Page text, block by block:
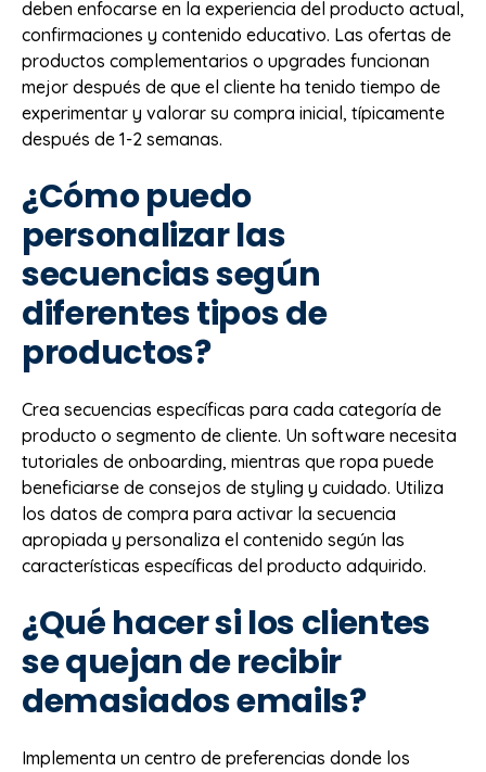
deben enfocarse en la experiencia del producto actual,
confirmaciones y contenido educativo. Las ofertas de
productos complementarios o upgrades funcionan
mejor después de que el cliente ha tenido tiempo de
experimentar y valorar su compra inicial, típicamente
después de 1-2 semanas.
¿Cómo puedo
personalizar las
secuencias según
diferentes tipos de
productos?
Crea secuencias específicas para cada categoría de
producto o segmento de cliente. Un software necesita
tutoriales de onboarding, mientras que ropa puede
beneficiarse de consejos de styling y cuidado. Utiliza
los datos de compra para activar la secuencia
apropiada y personaliza el contenido según las
características específicas del producto adquirido.
¿Qué hacer si los clientes
se quejan de recibir
demasiados emails?
Implementa un centro de preferencias donde los